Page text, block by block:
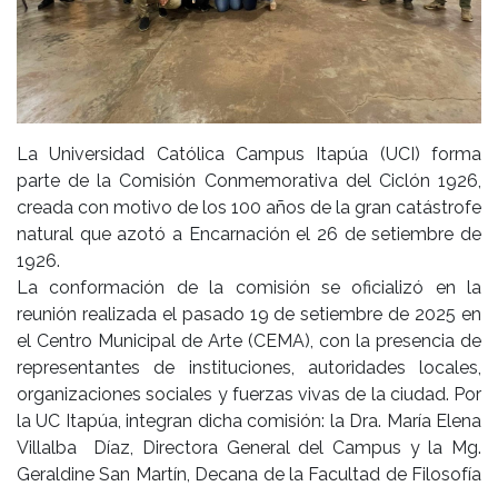
La Universidad Católica Campus Itapúa (UCI) forma
parte de la Comisión Conmemorativa del Ciclón 1926,
creada con motivo de los 100 años de la gran catástrofe
natural que azotó a Encarnación el 26 de setiembre de
1926.
La conformación de la comisión se oficializó en la
reunión realizada el pasado 19 de setiembre de 2025 en
el Centro Municipal de Arte (CEMA), con la presencia de
representantes de instituciones, autoridades locales,
organizaciones sociales y fuerzas vivas de la ciudad. Por
la UC Itapúa, integran dicha comisión: la Dra. María Elena
Villalba Díaz, Directora General del Campus y la Mg.
Geraldine San Martín, Decana de la Facultad de Filosofía